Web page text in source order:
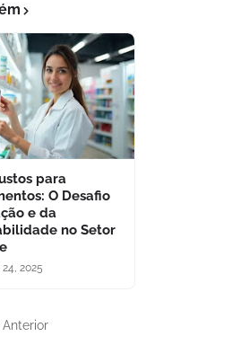
para
O Desafio
e da
no Setor
2025